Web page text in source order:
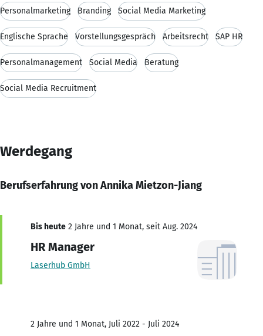
Personalmarketing Branding Social Media Marketing
Englische Sprache Vorstellungsgespräch Arbeitsrecht SAP HR
Personalmanagement Social Media Beratung
Social Media Recruitment
Werdegang
Berufserfahrung von Annika Mietzon-Jiang
Bis heute 2 Jahre und 1 Monat, seit Aug. 2024
HR Manager
Laserhub GmbH
2 Jahre und 1 Monat, Juli 2022 - Juli 2024